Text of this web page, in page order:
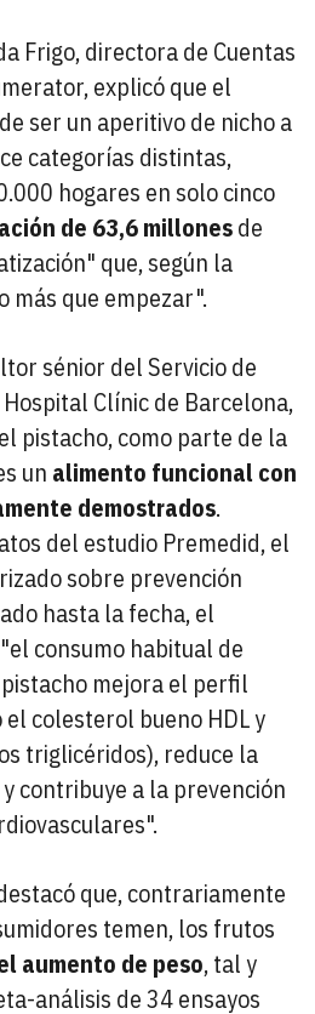
Frigo, directora de Cuentas
explicó que el
ser un aperitivo de nicho a
categorías distintas,
hogares en solo cinco
de 63,6 millonesde
que, según la
más que empezar".
sénior del Servicio de
Clínic de Barcelona,
pistacho, como parte de la
un alimento funcional con
demostrados.
del estudio Premedid, el
sobre prevención
hasta la fecha, el
consumo habitual de
mejora el perfil
colesterol bueno HDL y
triglicéridos), reduce la
contribuye a la prevención
que, contrariamente
temen, los frutos
aumento de peso, tal y
análisis de 34 ensayos